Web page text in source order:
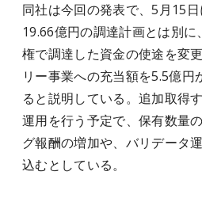
同社は今回の発表で、5月15
19.66億円の調達計画とは別
権で調達した資金の使途を変
リー事業への充当額を5.5億円
ると説明している。追加取得
運用を行う予定で、保有数量
グ報酬の増加や、バリデータ
込むとしている。